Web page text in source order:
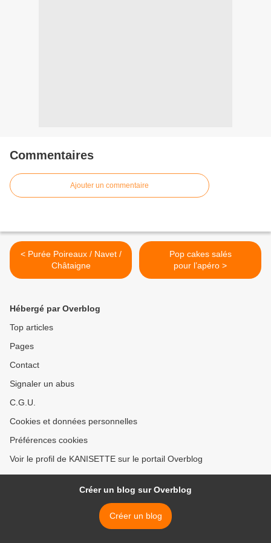
Commentaires
Ajouter un commentaire
< Purée Poireaux / Navet /
Châtaigne
Pop cakes salés
pour l’apéro >
Hébergé par Overblog
Top articles
Pages
Contact
Signaler un abus
C.G.U.
Cookies et données personnelles
Préférences cookies
Voir le profil de KANISETTE sur le portail Overblog
Créer un blog sur Overblog
Créer un blog